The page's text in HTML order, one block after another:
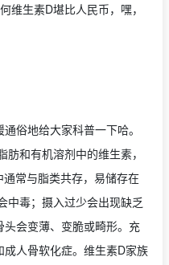
生素D堪比人民币，嘿，
俗地给大家科普一下哈。
和有机溶剂中的维生素，
常与脂类共存，易储存在
中毒；摄入过少会出现缺乏
会变薄、变脆或畸形。充
人骨软化症。维生素D家族